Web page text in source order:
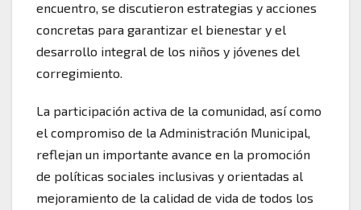
encuentro, se discutieron estrategias y acciones
concretas para garantizar el bienestar y el
desarrollo integral de los niños y jóvenes del
corregimiento.
La participación activa de la comunidad, así como
el compromiso de la Administración Municipal,
reflejan un importante avance en la promoción
de políticas sociales inclusivas y orientadas al
mejoramiento de la calidad de vida de todos los